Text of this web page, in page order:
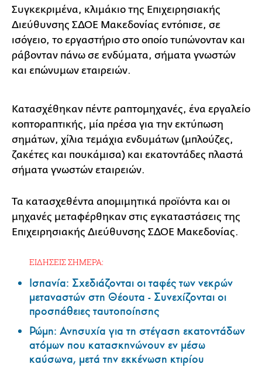
Συγκεκριμένα, κλιμάκιο της Επιχειρησιακής
Διεύθυνσης ΣΔΟΕ Μακεδονίας εντόπισε, σε
ισόγειο, το εργαστήριο στο οποίο τυπώνονταν και
ράβονταν πάνω σε ενδύματα, σήματα γνωστών
και επώνυμων εταιρειών.
Κατασχέθηκαν πέντε ραπτομηχανές, ένα εργαλείο
κοπτοραπτικής, μία πρέσα για την εκτύπωση
σημάτων, χίλια τεμάχια ενδυμάτων (μπλούζες,
ζακέτες και πουκάμισα) και εκατοντάδες πλαστά
σήματα γνωστών εταιρειών.
Τα κατασχεθέντα απομιμητικά προϊόντα και οι
μηχανές μεταφέρθηκαν στις εγκαταστάσεις της
Επιχειρησιακής Διεύθυνσης ΣΔΟΕ Μακεδονίας.
ΕΙΔΗΣΕΙΣ ΣΗΜΕΡΑ:
Ισπανία: Σχεδιάζονται οι ταφές των νεκρών
μεταναστών στη Θέουτα - Συνεχίζονται οι
προσπάθειες ταυτοποίησης
Ρώμη: Ανησυχία για τη στέγαση εκατοντάδων
ατόμων που κατασκηνώνουν εν μέσω
καύσωνα, μετά την εκκένωση κτιρίου